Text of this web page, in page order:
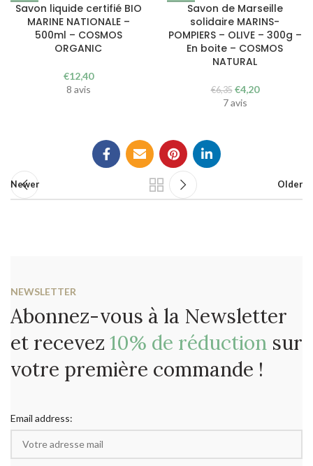
Savon liquide certifié BIO
MARINE NATIONALE –
500ml – COSMOS
ORGANIC
€12,40
8 avis
Savon de Marseille
solidaire MARINS-
POMPIERS – OLIVE – 300g –
En boite – COSMOS
NATURAL
€6,35 Le
prix
€4,20Le
7 avis
Newer Older
NEWSLETTER
Abonnez-vous à la Newsletter
et recevez 10% de réduction sur
votre première commande !
Email address: